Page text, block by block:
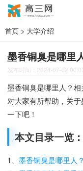
首页 > 大学介绍
墨香铜臭是哪里
发布时间：2024-07-02
墨香铜臭是哪里人？
对大家有所帮助，关
一下吧！
本文目录一览：
1、 墨香铜臭是哪里人？